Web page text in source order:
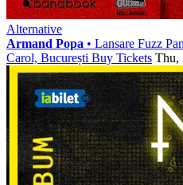
Alternative
Armand Popa • Lansare Fuzz
Carol, București Buy Tickets Thu,